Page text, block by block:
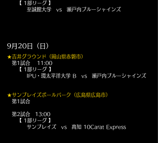
【 1部リーグ 】
至誠館大学 vs 瀬戸内ブルーシャインズ
9月20日（日）
★吉井グラウンド（岡山県赤磐市）
第1試合 11:00
【 1部リーグ 】
IPU・環太平洋大学 B vs 瀬戸内ブルーシャインズ
★サンブレイズボールパーク（広島県広島市）
第1試合
第2試合 13:00
【 1部リーグ 】
サンブレイズ vs 高知 10Carat Express